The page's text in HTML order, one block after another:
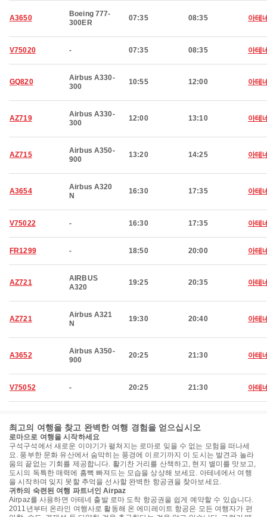
A3650
Boeing 777-
300ER
07:35 08:35 아테
V75020 - 07:35 08:35 아테
GQ820
Airbus A330-
300
10:55 12:00 아테
AZ719
Airbus A330-
300
12:00 13:10 아테
AZ715
Airbus A350-
900
13:20 14:25 아테
A3654
Airbus A320
N
16:30 17:35 아테
V75022 - 16:30 17:35 아테
FR1299 - 18:50 20:00 아테
AZ721
AIRBUS
A320
19:25 20:35 아테
AZ721
Airbus A321
N
19:30 20:40 아테
A3652
Airbus A350-
900
20:25 21:30 아테
V75052 - 20:25 21:30 아테
최고의 여행을 찾고 완벽한 여행 경험을 얻으십시오
로마으로 여행을 시작하세요
구석구석에서 새로운 이야기가 펼쳐지는 로마로 잊을 수 없는 모험을 떠나세
요. 풍부한 문화 유산에서 숨막히는 풍경에 이르기까지 이 도시는 발견과 놀라
움의 끝없는 기회를 제공합니다. 활기찬 거리를 산책하고, 현지 별미를 맛보고,
도시의 독특한 매력에 흠뻑 빠져드는 모습을 상상해 보세요. 아테네에서 여행
을 시작하며 잊지 못할 추억을 선사할 완벽한 항공권을 찾아보세요.
귀하의 숙련된 여행 파트너인 Airpaz
Airpaz를 사용하면 아테네 출발 로마 도착 항공권을 쉽게 예약할 수 있습니다.
2011년부터 온라인 여행사로 활동해 온 에미레이트 항공은 모든 여행자가 편